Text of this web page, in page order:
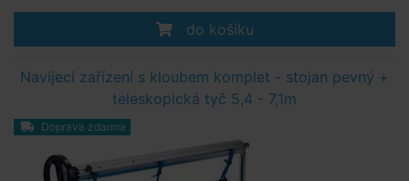
do košíku
Navíjecí zařízení s kloubem komplet - stojan pevný +
teleskopická tyč 5,4 - 7,1m
Doprava zdarma